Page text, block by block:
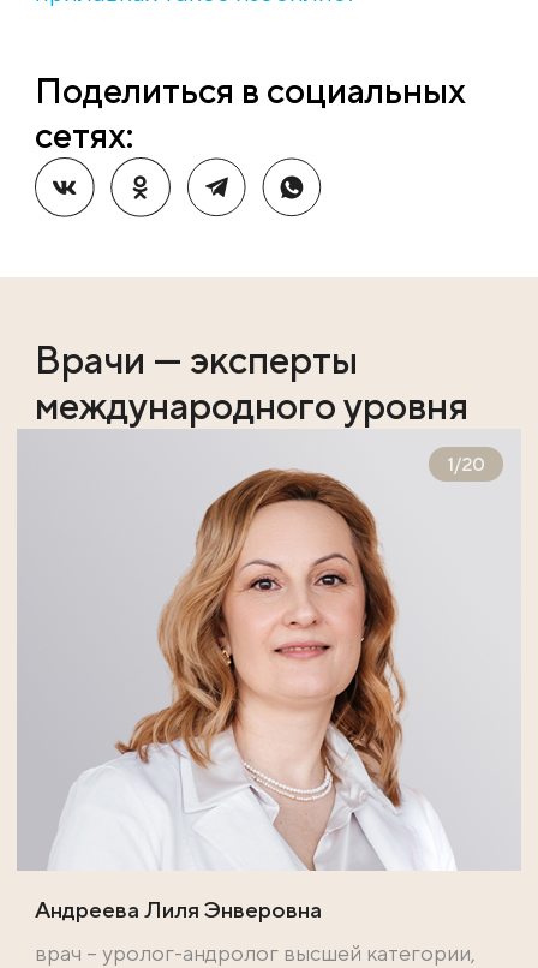
Поделиться в социальных
сетях:
Врачи — эксперты
международного уровня
1/20
Андреева Лиля Энверовна
врач – уролог-андролог высшей категории,